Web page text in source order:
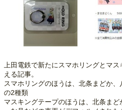
上田電鉄で新たにスマホリングとマ
える記事。
スマホリングのほうは、北条まどか
の2種類
マスキングテープのほうは、北条ま